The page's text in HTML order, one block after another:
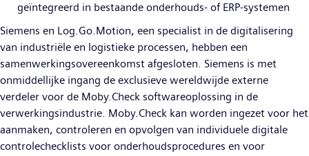
geïntegreerd in bestaande onderhouds- of ERP-systemen
Siemens en Log.Go.Motion, een specialist in de digitalisering
van industriële en logistieke processen, hebben een
samenwerkingsovereenkomst afgesloten. Siemens is met
onmiddellijke ingang de exclusieve wereldwijde externe
verdeler voor de Moby.Check softwareoplossing in de
verwerkingsindustrie. Moby.Check kan worden ingezet voor het
aanmaken, controleren en opvolgen van individuele digitale
controlechecklists voor onderhoudsprocedures en voor